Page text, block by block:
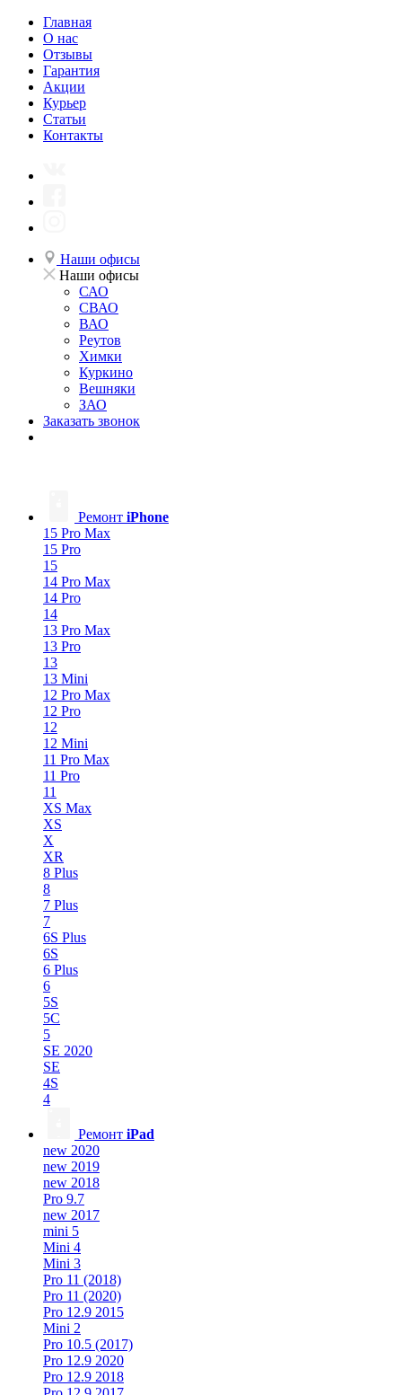
Главная
О нас
Отзывы
Гарантия
Акции
Курьер
Статьи
Контакты
Наши офисы
Наши офисы
САО
СВАО
ВАО
Реутов
Химки
Куркино
Вешняки
ЗАО
Заказать звонок
Ремонт iPhone
15 Pro Max
15 Pro
15
14 Pro Max
14 Pro
14
13 Pro Max
13 Pro
13
13 Mini
12 Pro Max
12 Pro
12
12 Mini
11 Pro Max
11 Pro
11
XS Max
XS
X
XR
8 Plus
8
7 Plus
7
6S Plus
6S
6 Plus
6
5S
5C
5
SE 2020
SE
4S
4
Ремонт iPad
new 2020
new 2019
new 2018
Pro 9.7
new 2017
mini 5
Mini 4
Mini 3
Pro 11 (2018)
Pro 11 (2020)
Pro 12.9 2015
Mini 2
Pro 10.5 (2017)
Pro 12.9 2020
Pro 12.9 2018